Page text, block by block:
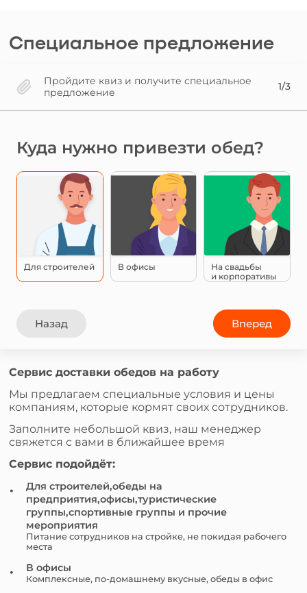
Специальное предложение
Пройдите квиз и получите специальное
предложение
1/3
Куда нужно привезти обед?
Для строителей В офисы
На свадьбы
и корпоративы
Назад Вперед
Сервис доставки обедов на работу
Мы предлагаем специальные условия и цены
компаниям, которые кормят своих сотрудников.
Заполните небольшой квиз, наш менеджер
свяжется с вами в ближайшее время
Сервис подойдёт:
Для строителей,обеды на
предприятия,офисы,туристические
группы,спортивные группы и прочие
мероприятия
Питание сотрудников на стройке, не покидая рабочего
места
В офисы
Комплексные, по-домашнему вкусные, обеды в офис